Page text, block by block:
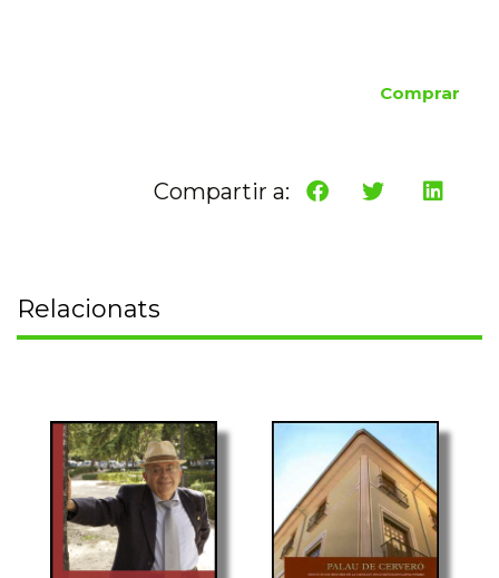
Comprar
Compartir a:
Relacionats